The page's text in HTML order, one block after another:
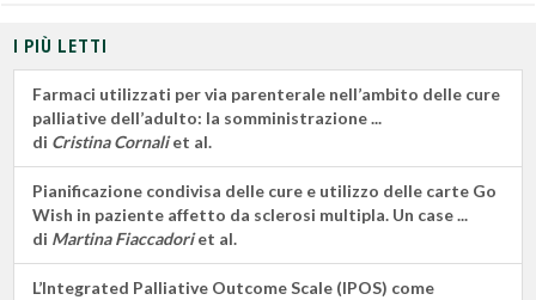
I PIÙ LETTI
Farmaci utilizzati per via parenterale nell’ambito delle cure
palliative dell’adulto: la somministrazione ...
di Cristina Cornaliet al.
Pianificazione condivisa delle cure e utilizzo delle carte Go
Wish in paziente affetto da sclerosi multipla. Un case ...
di Martina Fiaccadoriet al.
L’Integrated Palliative Outcome Scale (IPOS) come